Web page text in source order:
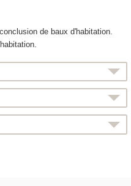
de baux d'habitation.